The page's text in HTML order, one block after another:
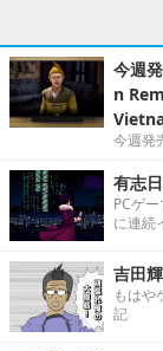
今週
n
今週発
有志
PCゲ
に連続
吉田
もはや
記